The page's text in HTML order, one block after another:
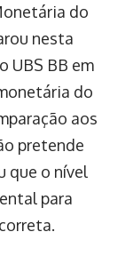
do
nesta
UBS BB em
do
aos
pretende
que o nível
para